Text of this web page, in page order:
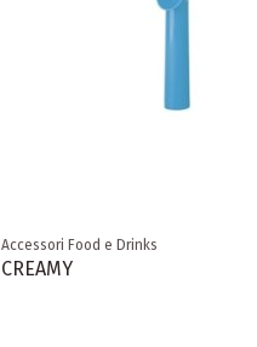
Accessori Food e Drinks
CREAMY